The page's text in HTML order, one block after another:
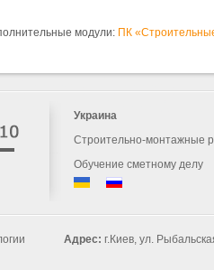
модули: ПК
Украина
Строительно-монтажные
Обучение сметному делу
Адрес: г.Киев, ул.